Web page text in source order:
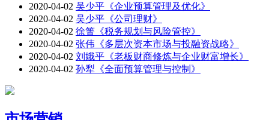
2020-04-02 吴少平《企业预算管理及优化》
2020-04-02 吴少平《公司理财》
2020-04-02 徐箐《税务规划与风险管控》
2020-04-02 张伟《多层次资本市场与投融资战略》
2020-04-02 刘娥平《老板财商修炼与企业财富增长》
2020-04-02 孙犁《全面预算管理与控制》